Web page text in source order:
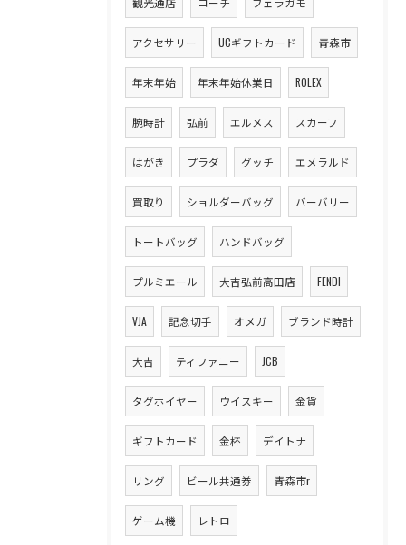
アクセサリー UCギフトカード 青森市
年末年始 年末年始休業日 ROLEX
腕時計 弘前 エルメス スカーフ
はがき プラダ グッチ エメラルド
買取り ショルダーバッグ バーバリー
トートバッグ ハンドバッグ
プルミエール 大吉弘前高田店 FENDI
VJA 記念切手 オメガ ブランド時計
大吉 ティファニー JCB
タグホイヤー ウイスキー 金貨
ギフトカード 金杯 デイトナ
リング ビール共通券 青森市r
ゲーム機 レトロ